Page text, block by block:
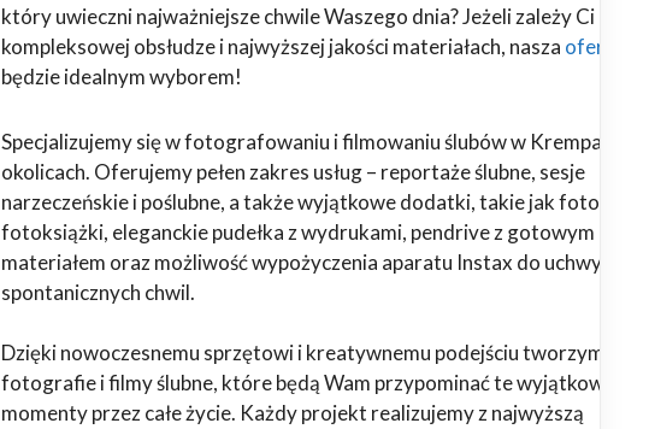
który uwieczni najważniejsze chwile Waszego dnia? Jeżeli zależy Ci na
kompleksowej obsłudze i najwyższej jakości materiałach, nasza oferta
będzie idealnym wyborem!
Specjalizujemy się w fotografowaniu i filmowaniu ślubów w
okolicach. Oferujemy pełen zakres usług – reportaże ślubne, sesje
narzeczeńskie i poślubne, a także wyjątkowe dodatki, takie jak
fotoksiążki, eleganckie pudełka z wydrukami, pendrive z gotowym
materiałem oraz możliwość wypożyczenia aparatu Instax do uchwycenia
spontanicznych chwil.
Dzięki nowoczesnemu sprzętowi i kreatywnemu podejściu tworzymy
fotografie i filmy ślubne, które będą Wam przypominać te wyjątkowe
momenty przez całe życie. Każdy projekt realizujemy z najwyższą